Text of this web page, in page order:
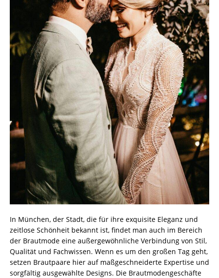
In München, der Stadt, die für ihre exquisite Eleganz und
zeitlose Schönheit bekannt ist, findet man auch im Bereich
der Brautmode eine außergewöhnliche Verbindung von Stil,
Qualität und Fachwissen. Wenn es um den großen Tag geht,
setzen Brautpaare hier auf maßgeschneiderte Expertise und
sorgfältig ausgewählte Designs. Die Brautmodengeschäfte